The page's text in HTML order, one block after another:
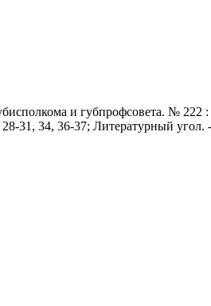
и губпрофсовета. № 222
31, 34, 36-37; Литературный